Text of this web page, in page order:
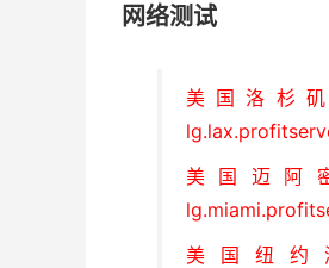
网络测试
美国洛杉
美国迈阿
美国纽约